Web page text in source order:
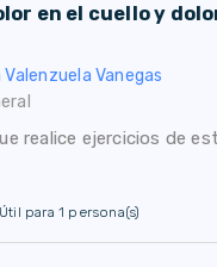
en el cuello y
Vanegas
realice ejercicios de
Útil para 1 persona(s)